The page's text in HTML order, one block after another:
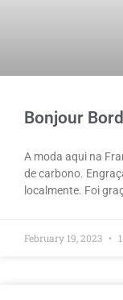
Bonjour
A moda aqui na
de carbono.
localmente. Foi
February 19, 2023